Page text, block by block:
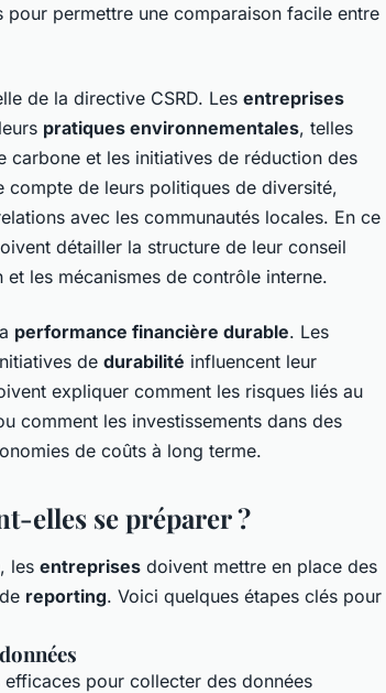
pour permettre une comparaison facile entre
de la directive CSRD. Les entreprises
pratiques environnementales, telles
carbone et les initiatives de réduction des
de leurs politiques de diversité,
avec les communautés locales. En ce
détailler la structure de leur conseil
les mécanismes de contrôle interne.
performance financière durable. Les
de durabilité influencent leur
expliquer comment les risques liés au
comment les investissements dans des
de coûts à long terme.
elles se préparer ?
les entreprises doivent mettre en place des
reporting. Voici quelques étapes clés pour
pour collecter des données